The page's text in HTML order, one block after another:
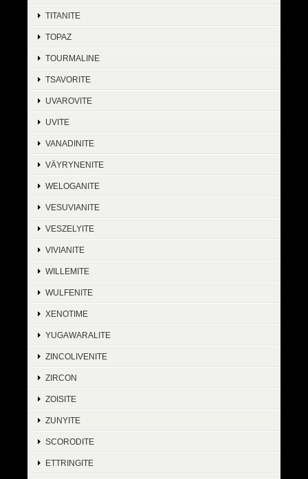
TITANITE
TOPAZ
TOURMALINE
TSAVORITE
UVAROVITE
UVITE
VANADINITE
VÄYRYNENITE
WELOGANITE
VESUVIANITE
VESZELYITE
VIVIANITE
WILLEMITE
WULFENITE
XENOTIME
YUGAWARALITE
ZINCOLIVENITE
ZIRCON
ZOISITE
ZUNYITE
SCORODITE
ETTRINGITE